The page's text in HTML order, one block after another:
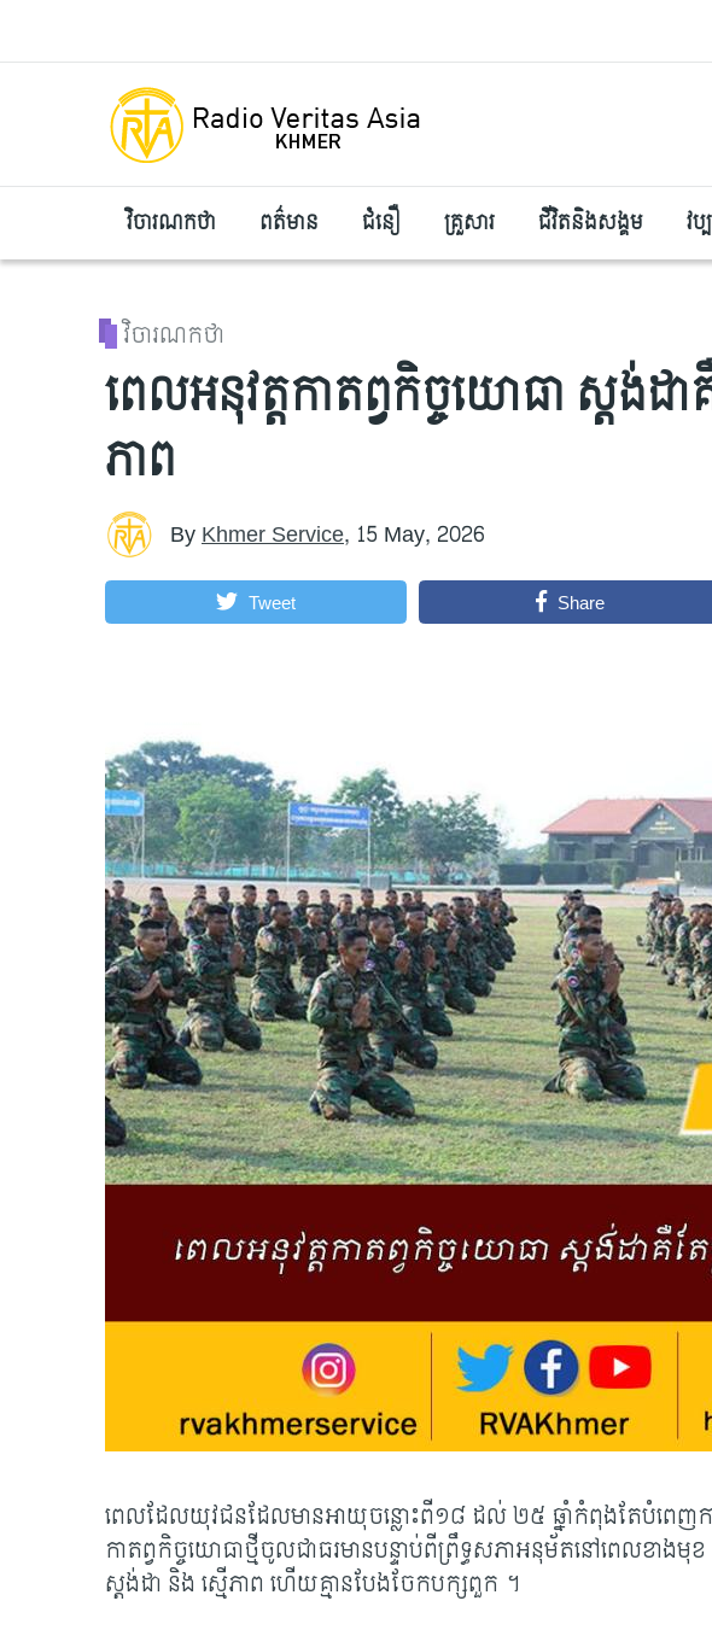
វិចារណកថា ពត៌មាន ជំនឿ គ្រួសារ ជីវិតនិងសង្គម វ
វិចារណកថា
ពេលអនុវត្តកាតព្វកិច្ចយោធា ស្តង់
ភាព
ByKhmer Service, 15 May, 2026
Tweet Share
ពេលដែលយុវជនដែលមានអាយុចន្លោះពី១៨ ដល់ ២៥ ឆ្នាំកំពុងតែបំពេញក
កាតព្វកិច្ចយោធាថ្មីចូលជាធរមានបន្ទាប់ពីព្រឹទ្ធសភាអនុម័តនៅពេលខា
ស្តង់ដា និង ស្មើភាព ហើយគ្មានបែងចែកបក្សពួក ។